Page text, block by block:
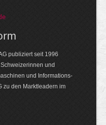
publiziert seit 1996
und
und Informations­
zu den Markt­leadern im